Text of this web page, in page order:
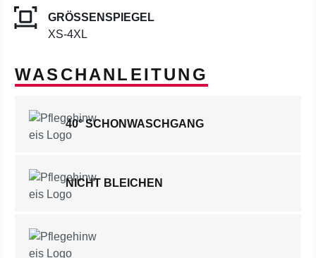
GRÖSSENSPIEGEL
XS-4XL
WASCHANLEITUNG
40° SCHONWASCHGANG
NICHT BLEICHEN